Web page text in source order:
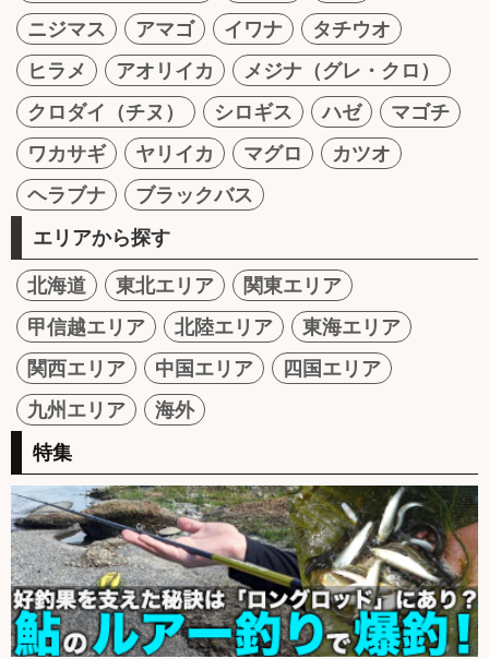
ニジマス
アマゴ イワナ
タチウオ
ヒラメ
アオリイカ
メジナ（グレ・クロ）
クロダイ（チヌ）
シロギス ハゼ
マゴチ
ワカサギ
ヤリイカ マグロ
カツオ
ヘラブナ
ブラックバス
エリアから探す
北海道 東北エリア
関東エリア
甲信越エリア
北陸エリア
東海エリア
関西エリア
中国エリア
四国エリア
九州エリア
海外
特集